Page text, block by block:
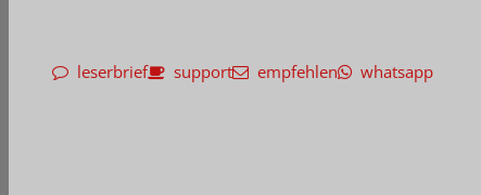
leserbrief support empfehlen whatsapp